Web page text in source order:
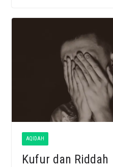
AQIDAH
Kufur dan Riddah